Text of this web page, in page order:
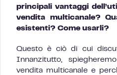
principali vantaggi
vendita multicanale?
esistenti? Come usarli?
Questo è ciò di cui
Innanzitutto,
vendita multicanale e